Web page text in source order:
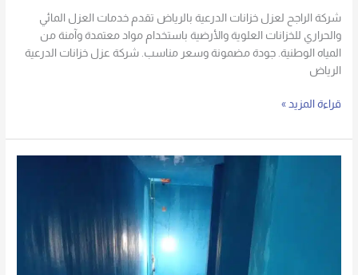
شركة الراجح لعزل خزانات الدرعية بالرياض تقدم خدمات العزل المائي
والحراري للخزانات العلوية والأرضية باستخدام مواد معتمدة وآمنة من
المياه الوطنية. جودة مضمونة وسعر مناسب. شركة عزل خزانات الدرعية
الرياض
قراءة المزيد »